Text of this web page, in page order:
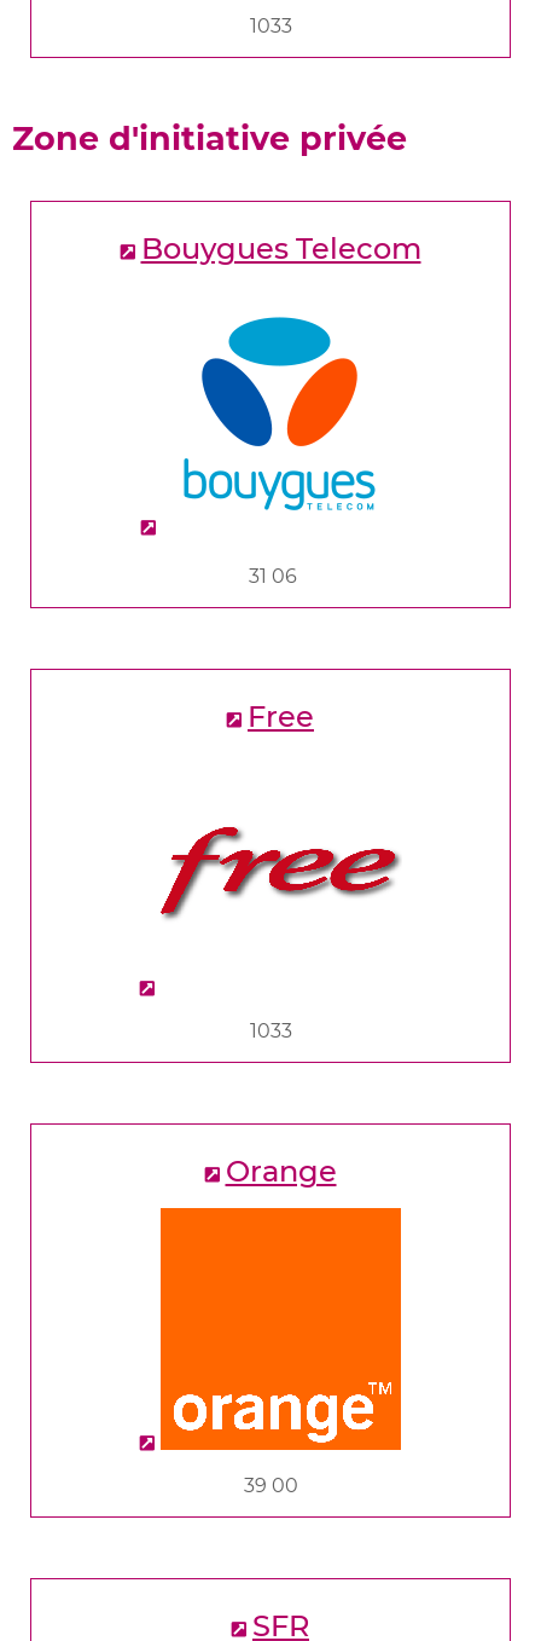
1033
Zone d'initiative privée
Bouygues Telecom
31 06
Free
1033
Orange
39 00
SFR